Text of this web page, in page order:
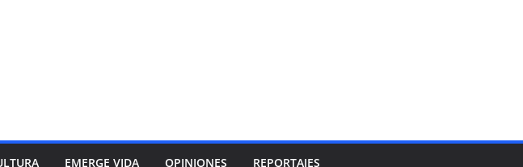
EMERGE VIDA OPINIONES REPORTAJES